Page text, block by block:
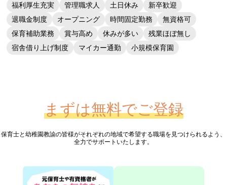
福利厚生充実
管理職求人 土日休み
新卒歓迎
退職金制度
オープニング 時間固定勤務
無資格可
保育補助業務
賞与高め 休みが多い
残業ほぼ無し
宿舎借り上げ制度
マイカー通勤 小規模保育園
まずは無料でご登録
保育士と幼稚園教諭の皆様がそれぞれの地域で希望する職場を見つけられるよう、
全力でサポートいたします。